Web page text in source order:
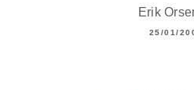
Erik
25/01/